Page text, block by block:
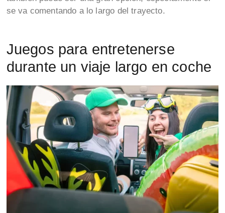
se va comentando a lo largo del trayecto.
Juegos para entretenerse
durante un viaje largo en coche